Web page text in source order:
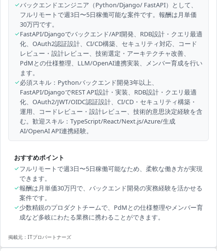
✓バックエンドエンジニア（Python/Django/ FastAPI）として、
フルリモートで週3日〜5日稼働可能な案件です。報酬は月単価
30万円です。
✓FastAPI/Djangoでバックエンド/API開発、RDB設計・クエリ最適
化、OAuth2認証設計、CI/CD構築、セキュリティ対応、コード
レビュー・設計レビュー、技術選定・アーキテクチャ改善、
PdMとの仕様整理、LLM/OpenAI連携実装、メンバー育成を行い
ます。
✓必須スキル：Pythonバックエンド開発3年以上、
FastAPI/DjangoでREST API設計・実装、RDB設計・クエリ最適
化、OAuth2/JWT/OIDC認証設計、CI/CD・セキュリティ構築・
運用、コードレビュー・設計レビュー、技術的意思決定経験を含
む。歓迎スキル：TypeScript/React/Next.js/Azure/生成
AI/OpenAI API連携経験。
おすすめポイント
✓フルリモートで週3日〜5日稼働可能なため、柔軟な働き方が実現
できます。
✓報酬は月単価30万円で、バックエンド開発の実務経験を活かせる
案件です。
✓少数精鋭のプロダクトチームで、PdMとの仕様整理やメンバー育
成など多岐にわたる業務に携わることができます。
掲載元： ITプロパートナーズ